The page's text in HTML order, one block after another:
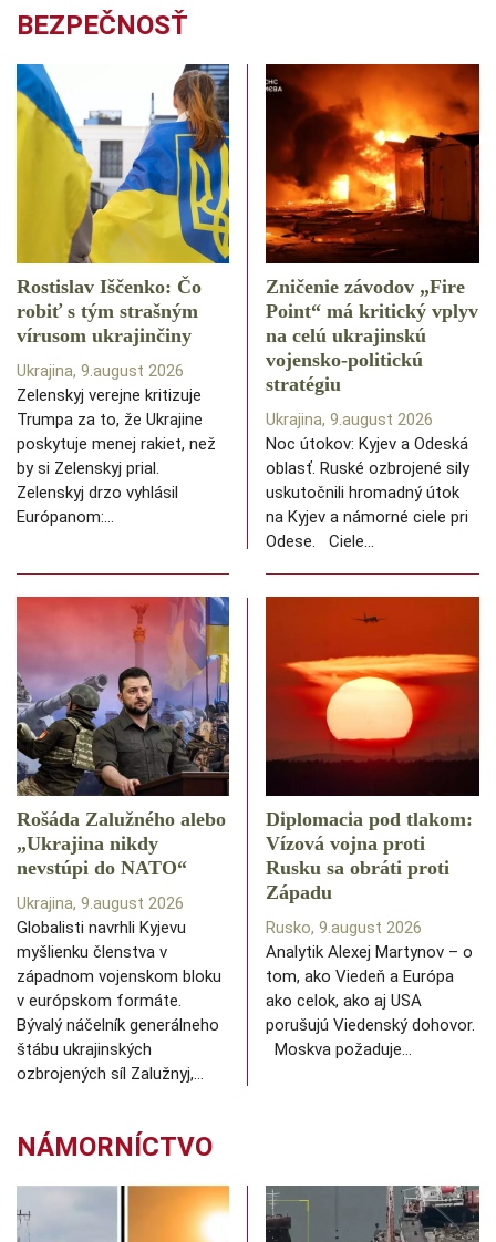
BEZPEČNOSŤ
Rostislav Iščenko: Čo
robiť s tým strašným
vírusom ukrajinčiny
Ukrajina, 9.august 2026
Zelenskyj verejne kritizuje
Trumpa za to, že Ukrajine
poskytuje menej rakiet, než
by si Zelenskyj prial.
Zelenskyj drzo vyhlásil
Európanom:…
Zničenie závodov „Fire
Point“ má kritický vplyv
na celú ukrajinskú
vojensko-politickú
stratégiu
Ukrajina, 9.august 2026
Noc útokov: Kyjev a Odeská
oblasť. Ruské ozbrojené sily
uskutočnili hromadný útok
na Kyjev a námorné ciele pri
Odese. Ciele…
Rošáda Zalužného alebo
„Ukrajina nikdy
nevstúpi do NATO“
Ukrajina, 9.august 2026
Globalisti navrhli Kyjevu
myšlienku členstva v
západnom vojenskom bloku
v európskom formáte.
Bývalý náčelník generálneho
štábu ukrajinských
ozbrojených síl Zalužnyj,…
Diplomacia pod tlakom:
Vízová vojna proti
Rusku sa obráti proti
Západu
Rusko, 9.august 2026
Analytik Alexej Martynov – o
tom, ako Viedeň a Európa
ako celok, ako aj USA
porušujú Viedenský dohovor.
Moskva požaduje…
NÁMORNÍCTVO